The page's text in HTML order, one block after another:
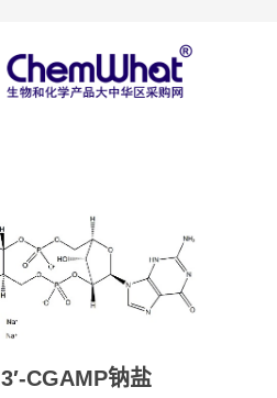
CGAMP钠盐